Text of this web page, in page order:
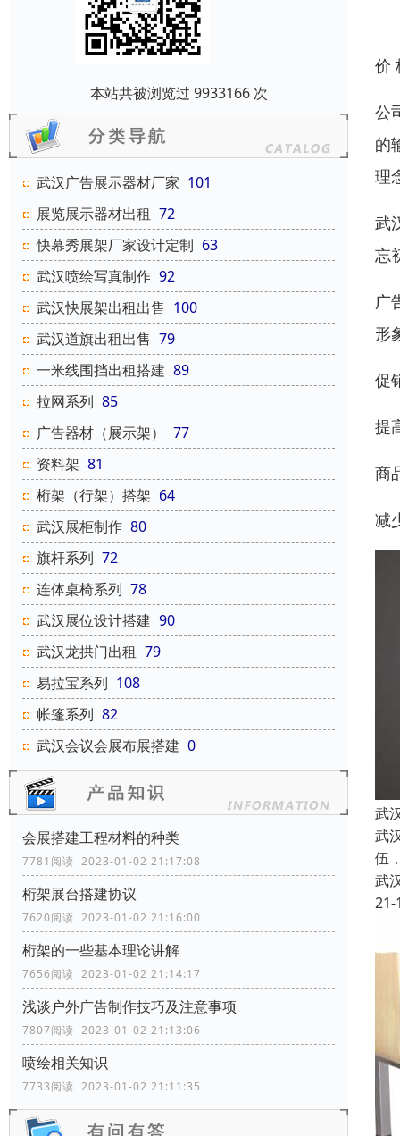
本站共被浏览过 9933166 次
武汉广告展示器材厂家 101
展览展示器材出租 72
快幕秀展架厂家设计定制 63
武汉喷绘写真制作 92
武汉快展架出租出售 100
武汉道旗出租出售 79
一米线围挡出租搭建 89
拉网系列 85
广告器材（展示架）
77
资料架 81
桁架（行架）搭架 64
武汉展柜制作 80
旗杆系列 72
连体桌椅系列 78
武汉展位设计搭建 90
武汉龙拱门出租 79
易拉宝系列 108
帐篷系列 82
武汉会议会展布展搭建 0
会展搭建工程材料的种类
7781阅读 2023-01-02 21:17:08
桁架展台搭建协议
7620阅读 2023-01-02 21:16:00
桁架的一些基本理论讲解
7656阅读 2023-01-02 21:14:17
浅谈户外广告制作技巧及注意事项
7807阅读 2023-01-02 21:13:06
喷绘相关知识
7733阅读 2023-01-02 21:11:35
价
公
的
理
武
忘
广
形
促
提
商
减
武
武
伍
武
21-